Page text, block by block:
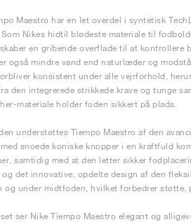
Maestro har en let overdel i syntetisk
Som Nikes hidtil blødeste materiale til
en gribende overflade til at
også mindre vand end naturlæder og
konsistent under alle vejrforhold,
den integrerede strikkede krave og tunge
materiale holder foden sikkert på plads.
understøttes Tiempo Maestro af den
snoede koniske knopper i en kraftfuld
samtidig med at den letter sikker
det innovative, opdelte design af den
og under midtfoden, hvilket forbedrer støtte,
ser Nike Tiempo Maestro elegant og